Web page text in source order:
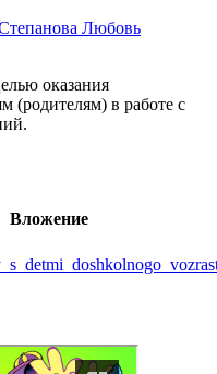
Любовь
оказания
(родителям) в работе с
Вложение